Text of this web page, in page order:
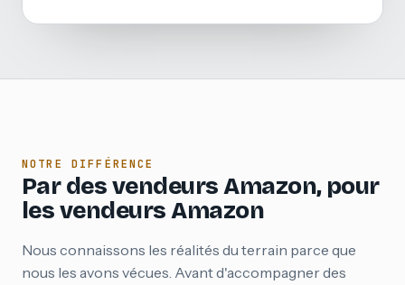
NOTRE DIFFÉRENCE
Par des vendeurs Amazon, pour
les vendeurs Amazon
Nous connaissons les réalités du terrain parce que
nous les avons vécues. Avant d'accompagner des